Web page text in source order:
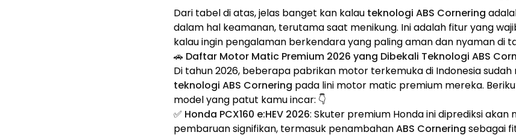
Dari tabel di atas, jelas banget kan kalau teknologi ABS Cornering
dalam hal keamanan, terutama saat menikung. Ini adalah fitur yang
kalau ingin pengalaman berkendara yang paling aman dan nyaman di
🚗 Daftar Motor Matic Premium 2026 yang Dibekali Teknologi ABS
Di tahun 2026, beberapa pabrikan motor terkemuka di Indonesia
teknologi ABS Cornering pada lini motor matic premium mereka.
model yang patut kamu incar: 👇
✅ Honda PCX160 e:HEV 2026: Skuter premium Honda ini diprediksi akan
pembaruan signifikan, termasuk penambahanABS Cornering sebagai